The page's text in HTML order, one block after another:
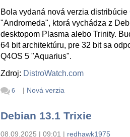
Bola vydaná nová verzia distribúcie
"Andromeda", ktorá vychádza z
desktopom Plasma alebo Trinity.
64 bit architektúru, pre 32 bit sa
Q4OS 5 "Aquarius".
Zdroj: DistroWatch.com
6 | Nová verzia
Debian 13.1 Trixie
08.09.2025 | 09:01 | redhawk1975